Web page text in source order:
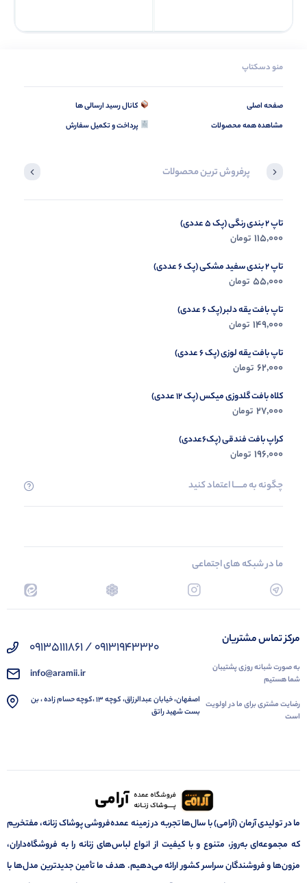
منو دسکتاپ
صفحه اصلی
مشاهده همه محصولات
کانال رسید ارسالی ها
پرداخت و تکمیل سفارش
پرفروش ترین محصولات
تاپ 2 بندی رنگی (پک 5 عددی)
115,000 تومان
تاپ 2 بندی سفید مشکی (پک 6 عددی)
55,000 تومان
تاپ بافت یقه دلبر (پک 6 عددی)
149,000 تومان
تاپ بافت یقه لوزی (پک 6 عددی)
62,000 تومان
کلاه بافت گلدوزی میکس (پک 12 عددی)
27,000 تومان
کراپ بافت فندقی (پک6عددی)
196,000 تومان
کراپ شورتک باشگاهی GYT (پک 3 عددی)
167,000 تومان
چگونه به مــــــا اعتماد کنید
ما در شبکه های اجتماعی
مرکز تماس مشتریان
به صورت شبانه روزی پشتیبان
شما هستیم
رضایت مشتری برای ما در اولویت
است
09131943320 / 09135111861
info@aramii.ir
اصفهان، خیابان عبدالرزاق، کوچه 13 ،کوچه حسام زاده ، بن
بست شهید راتق
ما در تولیدی آرمان (آرامی) با سال‌ها تجربه در زمینه عمده‌فروشی پوشاک زنانه، مفتخریم
که مجموعه‌ای به‌روز، متنوع و با کیفیت از انواع لباس‌های زنانه را به فروشگاه‌داران،
مزون‌ها و فروشندگان سراسر کشور ارائه می‌دهیم. هدف ما تأمین جدیدترین مدل‌ها با